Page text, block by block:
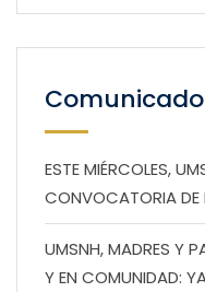
ESTE MIÉRCOLES,
CONVOCATORIA DE
UMSNH, MADRES Y
Y EN COMUNIDAD: